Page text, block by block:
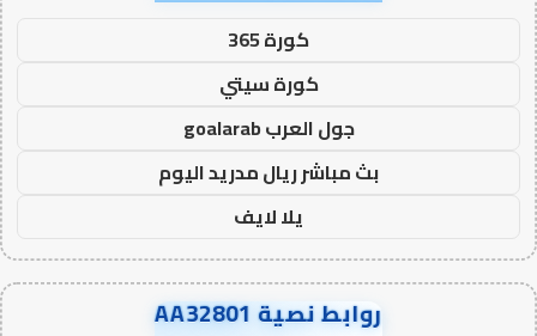
كورة 365
كورة سيتي
جول العرب goalarab
بث مباشر ريال مدريد اليوم
يلا لايف
روابط نصية AA32801